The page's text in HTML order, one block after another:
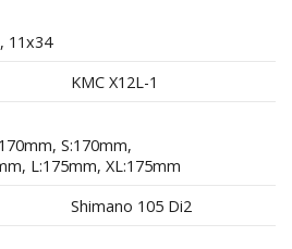
11x34
KMC X12L-1
S:170mm,
L:175mm, XL:175mm
Shimano 105 Di2